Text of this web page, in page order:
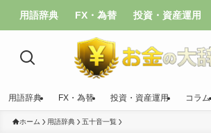
用語辞典 FX・為替 投資・資産運用
用語辞典 FX・為替 投資・資産運用 コラム
ホーム 用語辞典 五十音一覧